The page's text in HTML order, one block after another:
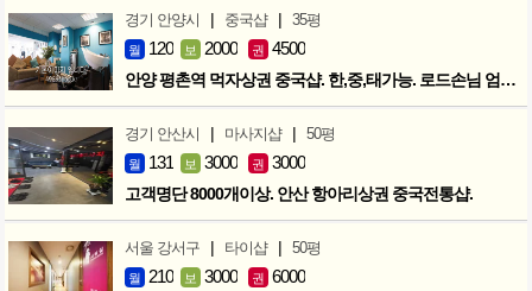
경기 안양시 | 중국샵 | 35평
월 120 보 2000 권 4500
안양 평촌역 먹자상권 중국샵. 한,중,태가능. 로드손님 엄청많아요!
경기 안산시 | 마사지샵 | 50평
월 131 보 3000 권 3000
고객명단 8000개이상. 안산 항아리상권 중국전통샵.
서울 강서구 | 타이샵 | 50평
월 210 보 3000 권 6000